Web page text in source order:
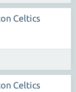
Celtics
Celtics